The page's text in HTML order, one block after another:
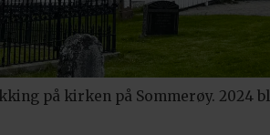
på kirken på Sommerøy. 2024